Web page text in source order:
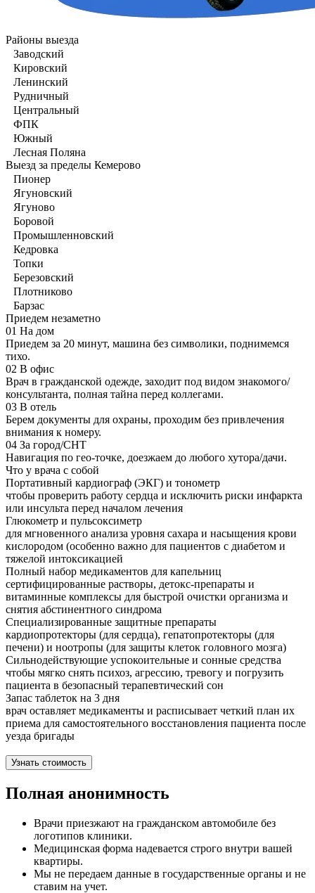
Районы выезда
Заводский
Кировский
Ленинский
Рудничный
Центральный
ФПК
Южный
Лесная Поляна
Выезд за пределы Кемерово
Пионер
Ягуновский
Ягуново
Боровой
Промышленновский
Кедровка
Топки
Березовский
Плотниково
Барзас
Приедем незаметно
01 На дом
Приедем за 20 минут, машина без символики, поднимемся
тихо.
02 В офис
Врач в гражданской одежде, заходит под видом знакомого/
консультанта, полная тайна перед коллегами.
03 В отель
Берем документы для охраны, проходим без привлечения
внимания к номеру.
04 За город/СНТ
Навигация по гео-точке, доезжаем до любого хутора/дачи.
Что у врача с собой
Портативный кардиограф (ЭКГ) и тонометр
чтобы проверить работу сердца и исключить риски инфаркта
или инсульта перед началом лечения
Глюкометр и пульсоксиметр
для мгновенного анализа уровня сахара и насыщения крови
кислородом (особенно важно для пациентов с диабетом и
тяжелой интоксикацией
Полный набор медикаментов для капельниц
сертифицированные растворы, детокс-препараты и
витаминные комплексы для быстрой очистки организма и
снятия абстинентного синдрома
Специализированные защитные препараты
кардиопротекторы (для сердца), гепатопротекторы (для
печени) и ноотропы (для защиты клеток головного мозга)
Сильнодействующие успокоительные и сонные средства
чтобы мягко снять психоз, агрессию, тревогу и погрузить
пациента в безопасный терапевтический сон
Запас таблеток на 3 дня
врач оставляет медикаменты и расписывает четкий план их
приема для самостоятельного восстановления пациента после
уезда бригады
Узнать стоимость
Полная анонимность
Врачи приезжают на гражданском автомобиле без
логотипов клиники.
Медицинская форма надевается строго внутри вашей
квартиры.
Мы не передаем данные в государственные органы и не
ставим на учет.